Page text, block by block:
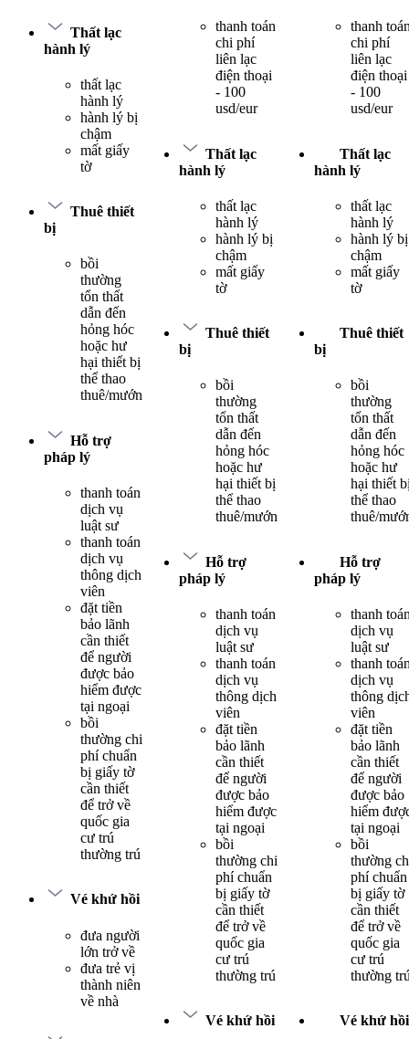
Thất lạc
hành lý
thất lạc
hành lý
hành lý bị
chậm
mất giấy
tờ
Thuê thiết
bị
bồi
thường
tổn thất
dẫn đến
hỏng hóc
hoặc hư
hại thiết bị
thể thao
thuê/mướn
Hỗ trợ
pháp lý
thanh toán
dịch vụ
luật sư
thanh toán
dịch vụ
thông dịch
viên
đặt tiền
bảo lãnh
cần thiết
để người
được bảo
hiểm được
tại ngoại
bồi
thường chi
phí chuẩn
bị giấy tờ
cần thiết
để trở về
quốc gia
cư trú
thường trú
Vé khứ hồi
đưa người
lớn trở về
đưa trẻ vị
thành niên
về nhà
thanh toán
chi phí
liên lạc
điện thoại
- 100
usd/eur
Thất lạc
hành lý
thất lạc
hành lý
hành lý bị
chậm
mất giấy
tờ
Thuê thiết
bị
bồi
thường
tổn thất
dẫn đến
hỏng hóc
hoặc hư
hại thiết bị
thể thao
thuê/mướn
Hỗ trợ
pháp lý
thanh toán
dịch vụ
luật sư
thanh toán
dịch vụ
thông dịch
viên
đặt tiền
bảo lãnh
cần thiết
để người
được bảo
hiểm được
tại ngoại
bồi
thường chi
phí chuẩn
bị giấy tờ
cần thiết
để trở về
quốc gia
cư trú
thường trú
Vé khứ hồi
thanh
chi phí
liên lạc
điện thoại
- 100
usd/eur
Thất lạc
hành lý
thất lạc
hành lý
hành lý bị
chậm
mất giấy
tờ
Thuê thiết
bị
bồi
thường
tổn thất
dẫn đến
hỏng hóc
hoặc hư
hại thiết
thể thao
thuê/
Hỗ trợ
pháp lý
thanh
dịch vụ
luật sư
thanh
dịch vụ
thông
viên
đặt tiền
bảo lãnh
cần thiết
để người
được bảo
hiểm
tại ngoại
bồi
thường
phí chuẩn
bị giấy tờ
cần thiết
để trở về
quốc gia
cư trú
thường
Vé khứ hồi